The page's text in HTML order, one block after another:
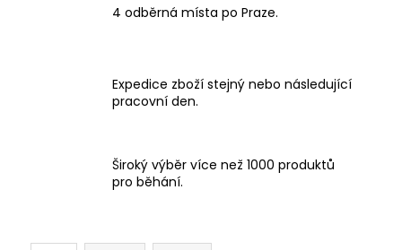
4 odběrná místa po Praze.
Expedice zboží stejný nebo následující
pracovní den.
Široký výběr více než 1000 produktů
pro běhání.